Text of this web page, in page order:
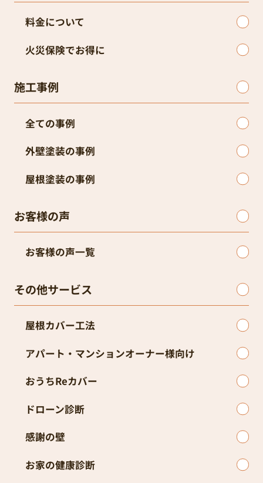
料金について
火災保険でお得に
施工事例
全ての事例
外壁塗装の事例
屋根塗装の事例
お客様の声
お客様の声一覧
その他サービス
屋根カバー工法
アパート・マンションオーナー様向け
おうちReカバー
ドローン診断
感謝の壁
お家の健康診断